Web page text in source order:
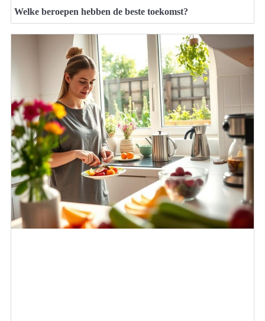
Welke beroepen hebben de beste toekomst?